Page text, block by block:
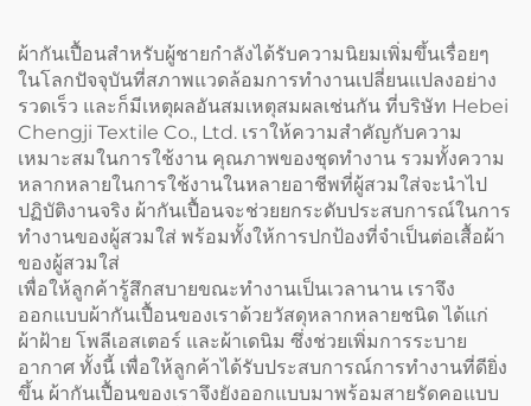
Cobbler Vest Apron) พร้อม
พิมพ์โลโก้ สำหรับบาริสต้า
และร้านตัดผม
ผ้ากันเปื้อนสำหรับผู้ชายกำลังได้รับความนิยมเพิ่มขึ้นเรื่อยๆ
ในโลกปัจจุบันที่สภาพแวดล้อมการทำงานเปลี่ยนแปลงอย่าง
รวดเร็ว และก็มีเหตุผลอันสมเหตุสมผลเช่นกัน ที่บริษัท Hebei
Chengji Textile Co., Ltd. เราให้ความสำคัญกับความ
เหมาะสมในการใช้งาน คุณภาพของชุดทำงาน รวมทั้งความ
หลากหลายในการใช้งานในหลายอาชีพที่ผู้สวมใส่จะนำไป
ปฏิบัติงานจริง ผ้ากันเปื้อนจะช่วยยกระดับประสบการณ์ในการ
ทำงานของผู้สวมใส่ พร้อมทั้งให้การปกป้องที่จำเป็นต่อเสื้อผ้า
ของผู้สวมใส่
เพื่อให้ลูกค้ารู้สึกสบายขณะทำงานเป็นเวลานาน เราจึง
ออกแบบผ้ากันเปื้อนของเราด้วยวัสดุหลากหลายชนิด ได้แก่
ผ้าฝ้าย โพลีเอสเตอร์ และผ้าเดนิม ซึ่งช่วยเพิ่มการระบาย
อากาศ ทั้งนี้ เพื่อให้ลูกค้าได้รับประสบการณ์การทำงานที่ดียิ่ง
ขึ้น ผ้ากันเปื้อนของเราจึงยังออกแบบมาพร้อมสายรัดคอแบบ